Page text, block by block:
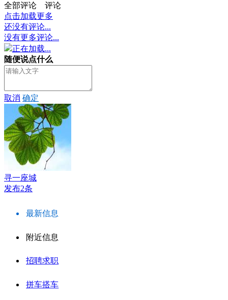
全部评论
评论
点击加载更多
还没有评论...
没有更多评论...
正在加载...
随便说点什么
取消 确定
寻一座城
发布2条
最新信息
附近信息
招聘求职
拼车搭车